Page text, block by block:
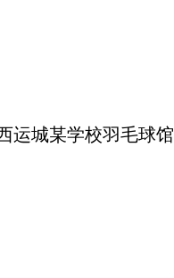
运城某学校羽毛球馆